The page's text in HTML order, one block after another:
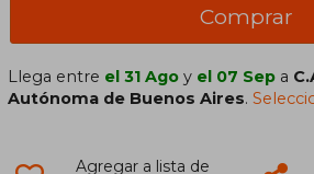
Comprar
Llega entre el 31 Ago y el 07 Sep a
Autónoma de Buenos Aires.
Agregar a lista de